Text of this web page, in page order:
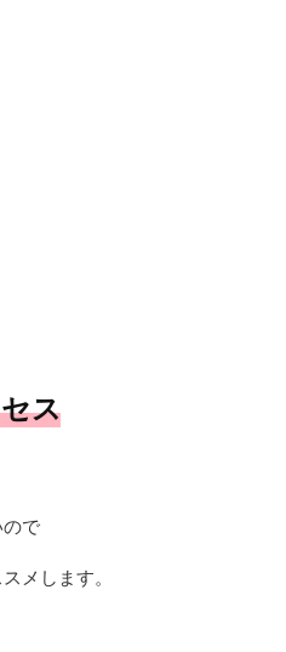
ス
で
メします。